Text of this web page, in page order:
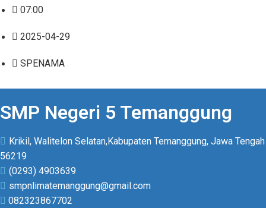
07:00
2025-04-29
SPENAMA
SMP Negeri 5 Temanggung
Krikil, Walitelon Selatan,Kabupaten Temanggung, Jawa Tengah
56219
(0293) 4903639
smpnlimatemanggung@gmail.com
082323867702